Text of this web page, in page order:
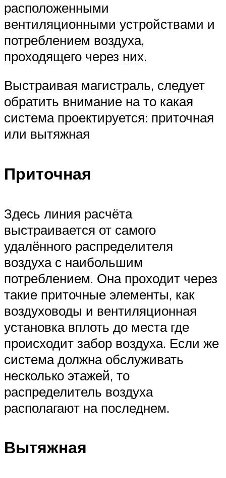
расположенными
вентиляционными устройствами и
потреблением воздуха,
проходящего через них.
Выстраивая магистраль, следует
обратить внимание на то какая
система проектируется: приточная
или вытяжная
Приточная
Здесь линия расчёта
выстраивается от самого
удалённого распределителя
воздуха с наибольшим
потреблением. Она проходит через
такие приточные элементы, как
воздуховоды и вентиляционная
установка вплоть до места где
происходит забор воздуха. Если же
система должна обслуживать
несколько этажей, то
распределитель воздуха
располагают на последнем.
Вытяжная